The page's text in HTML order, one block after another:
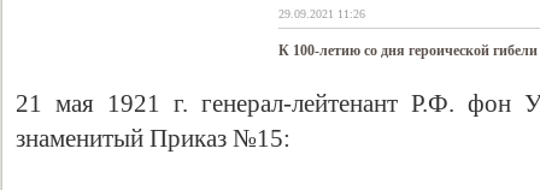
29.09.2021 11:26
К 100-летию со дня героической
21 мая 1921 г. генерал-лейтенант Р.Ф. фон
знаменитый Приказ №15: